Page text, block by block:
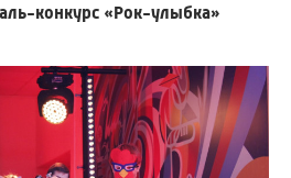
конкурс «Рок-улыбка»